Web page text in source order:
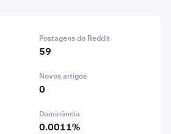
Postagens do Reddit
59
Novos artigos
0
Dominância
0.0011%